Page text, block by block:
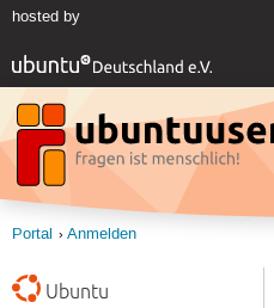
hosted by
Portal Anmelden
Ubuntu